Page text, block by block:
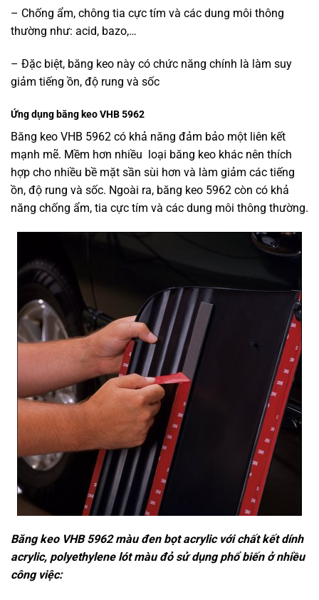
– Chống ẩm, chông tia cực tím và các dung môi thông
thường như: acid, bazo,…
– Đặc biệt, băng keo này có chức năng chính là làm suy
giảm tiếng ồn, độ rung và sốc
Ứng dụng băng keo VHB 5962
Băng keo VHB 5962 có khả năng đảm bảo một liên kết
mạnh mẽ. Mềm hơn nhiều loại băng keo khác nên thích
hợp cho nhiều bề mặt sần sùi hơn và làm giảm các tiếng
ồn, độ rung và sốc. Ngoài ra, băng keo 5962 còn có khả
năng chống ẩm, tia cực tím và các dung môi thông thường.
Băng keo VHB 5962 màu đen bọt acrylic với chất kết dính
acrylic, polyethylene lót màu đỏ sử dụng phổ biến ở nhiều
công việc: